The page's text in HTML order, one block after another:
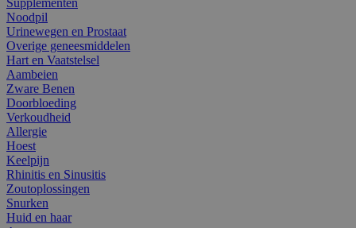
Noodpil
Urinewegen en Prostaat
Overige geneesmiddelen
Hart en Vaatstelsel
Aambeien
Zware Benen
Doorbloeding
Verkoudheid
Allergie
Hoest
Keelpijn
Rhinitis en Sinusitis
Zoutoplossingen
Snurken
Huid en haar